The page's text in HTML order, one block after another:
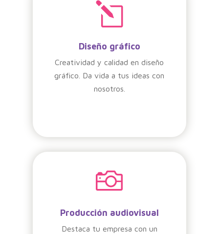
l
Diseño gráfico
Creatividad y calidad en diseño
gráfico. Da vida a tus ideas con
nosotros.

Producción audiovisual
Destaca tu empresa con un